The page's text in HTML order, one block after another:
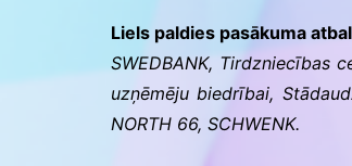
Liels paldies pasākuma
SWEDBANK, Tirdzniecības
uzņēmēju biedrībai,
NORTH 66, SCHWENK.